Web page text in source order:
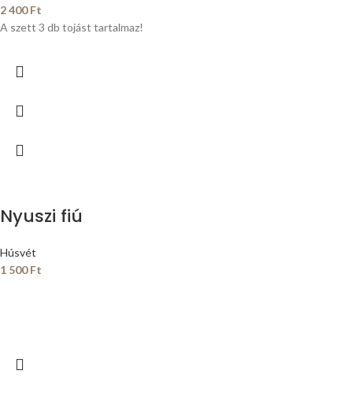
2 400Ft
A szett 3 db tojást tartalmaz!
Nyuszi fiú
Húsvét
1 500Ft